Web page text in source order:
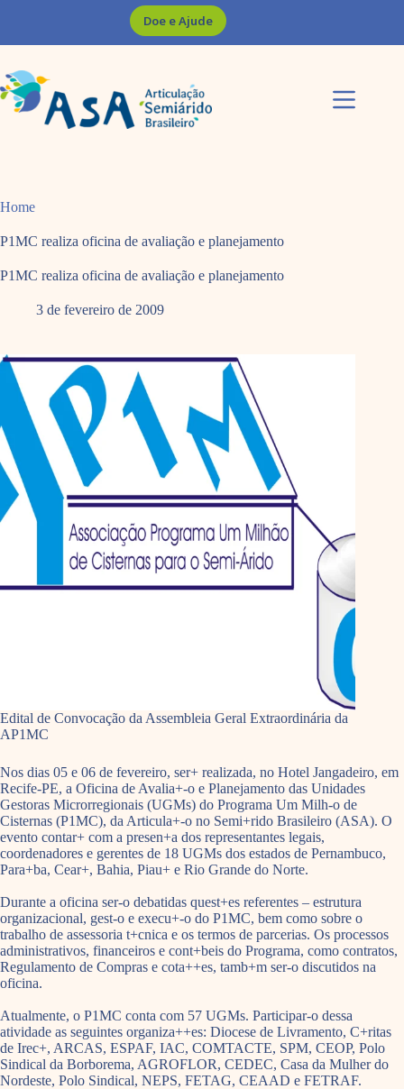
Doe e Ajude
Home
P1MC realiza oficina de avaliação e planejamento
P1MC realiza oficina de avaliação e planejamento
3 de fevereiro de 2009
Edital de Convocação da Assembleia Geral Extraordinária da
AP1MC
Nos dias 05 e 06 de fevereiro, ser+ realizada, no Hotel Jangadeiro, em
Recife-PE, a Oficina de Avalia+-o e Planejamento das Unidades
Gestoras Microrregionais (UGMs) do Programa Um Milh-o de
Cisternas (P1MC), da Articula+-o no Semi+rido Brasileiro (ASA). O
evento contar+ com a presen+a dos representantes legais,
coordenadores e gerentes de 18 UGMs dos estados de Pernambuco,
Para+ba, Cear+, Bahia, Piau+ e Rio Grande do Norte.
Durante a oficina ser-o debatidas quest+es referentes – estrutura
organizacional, gest-o e execu+-o do P1MC, bem como sobre o
trabalho de assessoria t+cnica e os termos de parcerias. Os processos
administrativos, financeiros e cont+beis do Programa, como contratos,
Regulamento de Compras e cota++es, tamb+m ser-o discutidos na
oficina.
Atualmente, o P1MC conta com 57 UGMs. Participar-o dessa
atividade as seguintes organiza++es: Diocese de Livramento, C+ritas
de Irec+, ARCAS, ESPAF, IAC, COMTACTE, SPM, CEOP, Polo
Sindical da Borborema, AGROFLOR, CEDEC, Casa da Mulher do
Nordeste, Polo Sindical, NEPS, FETAG, CEAAD e FETRAF.